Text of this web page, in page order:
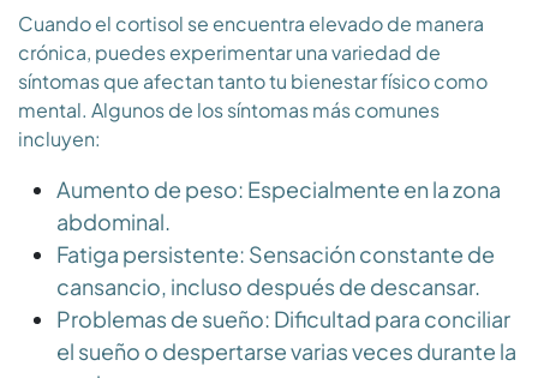
Cuando el cortisol se encuentra elevado de manera
crónica, puedes experimentar una variedad de
síntomas que afectan tanto tu bienestar físico como
mental. Algunos de los síntomas más comunes
incluyen:
Aumento de peso: Especialmente en la zona
abdominal.
Fatiga persistente: Sensación constante de
cansancio, incluso después de descansar.
Problemas de sueño: Dificultad para conciliar
el sueño o despertarse varias veces durante la